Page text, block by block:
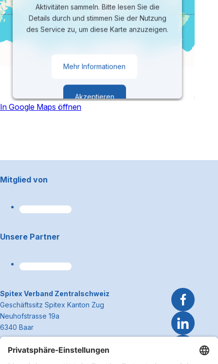
Aktivitäten sammeln. Bitte lesen Sie die
Details durch und stimmen Sie der Nutzung
des Service zu, um diese Karte anzuzeigen.
Mehr Informationen
Akzeptieren
In Google Maps öffnen
Footerbereich
Mitglied von
Unsere Partner
~Kontaktinformationen
Spitex Verband Zentralschweiz
Geschäftssitz Spitex Kanton Zug
Neuhofstrasse 19a
6340 Baar
Telefon 041 362 27 37